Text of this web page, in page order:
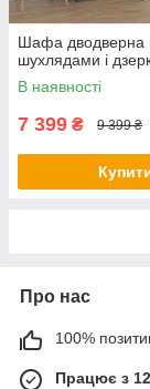
Шафа дводверна
шухлядами і
В наявності
7 399 ₴ 9 399 ₴
Про нас
100%
Працює з